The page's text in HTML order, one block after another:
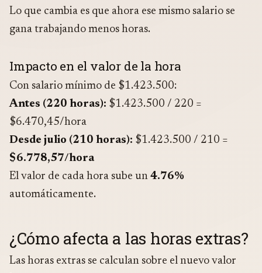
Lo que cambia es que ahora ese mismo salario se
gana trabajando menos horas.
Impacto en el valor de la hora
Con salario mínimo de $1.423.500:
Antes (220 horas): $1.423.500 / 220 =
$6.470,45/hora
Desde julio (210 horas): $1.423.500 / 210 =
$6.778,57/hora
El valor de cada hora sube un 4.76%
automáticamente.
¿Cómo afecta a las horas extras?
Las horas extras se calculan sobre el nuevo valor